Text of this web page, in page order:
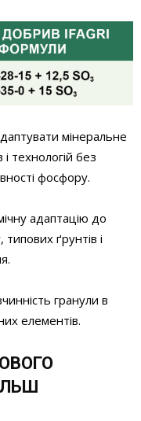
мінеральне
технологій без
фосфору.
адаптацію до
ґрунтів і
гранули в
елементів.